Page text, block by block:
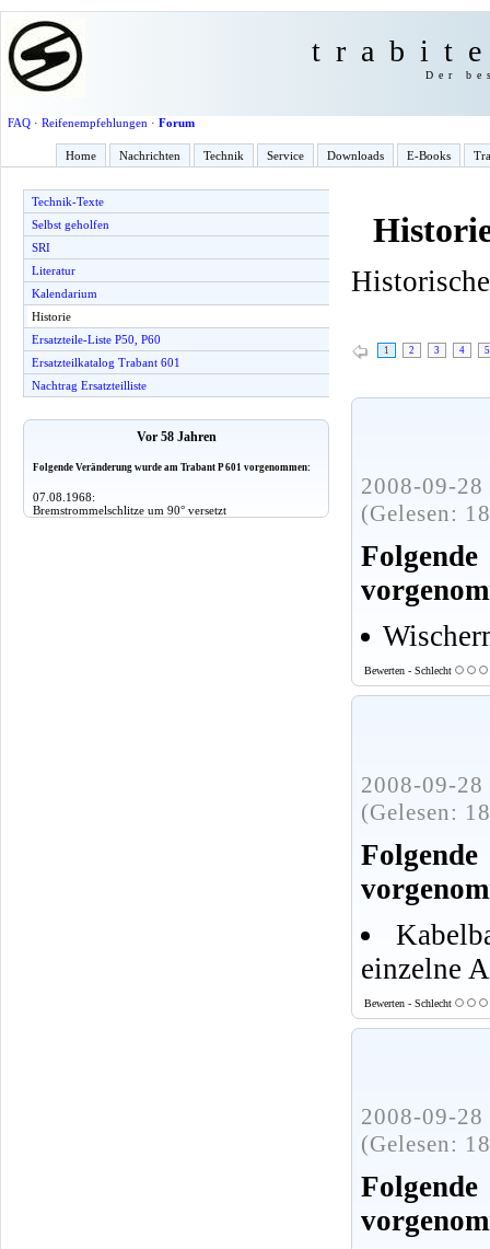
Der
FAQ· Reifenempfehlungen · Forum
Home Nachrichten Technik Service Downloads E-Books
Technik-Texte
Selbst geholfen
SRI
Literatur
Kalendarium
Historie
Ersatzteile-Liste P50, P60
Ersatzteilkatalog Trabant 601
Nachtrag Ersatzteilliste
Vor 58 Jahren
Folgende Veränderung wurde am Trabant P 601 vorgenommen:
07.08.1968:
Bremstrommelschlitze um 90° versetzt
1 2 3 4 5
2008-09-
(Gelesen:
Bewerten - Schlecht
2008-09-
(Gelesen:
einzelne
Bewerten - Schlecht
2008-09-
(Gelesen: